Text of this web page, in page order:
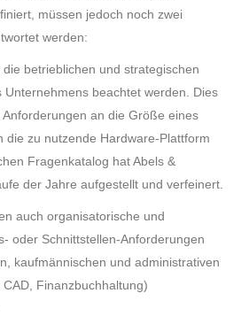
müssen jedoch noch zwei
werden:
betrieblichen und strategischen
Unternehmens beachtet werden. Dies
an die Größe eines
die zu nutzende Hardware-Plattform
Fragenkatalog hat Abels &
der Jahre aufgestellt und verfeinert.
auch organisatorische und
oder Schnittstellen-Anforderungen
kaufmännischen und administrativen
Finanzbuchhaltung)